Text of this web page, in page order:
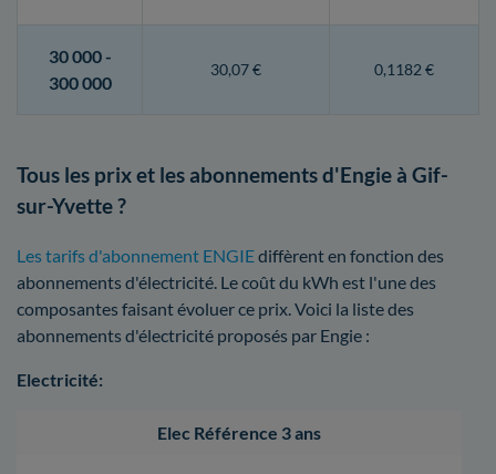
30 000 -
300 000
30,07 € 0,1182 €
Tous les prix et les abonnements d'Engie à Gif-
sur-Yvette ?
Les tarifs d'abonnement ENGIEdiffèrent en fonction des
abonnements d'électricité. Le coût du kWh est l'une des
composantes faisant évoluer ce prix. Voici la liste des
abonnements d'électricité proposés par Engie :
Electricité:
Elec Référence 3 ans